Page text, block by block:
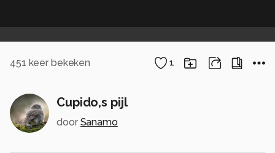
451 keer bekeken 1
Cupido,s pijl
door Sanamo